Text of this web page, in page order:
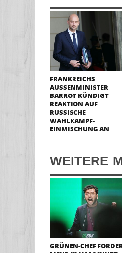
FRANKREICHS
AUSSENMINISTER B
ARROT KÜNDIGT R
EAKTION AUF R
USSISCHE W
AHLKAMPF-E
INMISCHUNG AN
WEITERE
GRÜNEN-CHEF